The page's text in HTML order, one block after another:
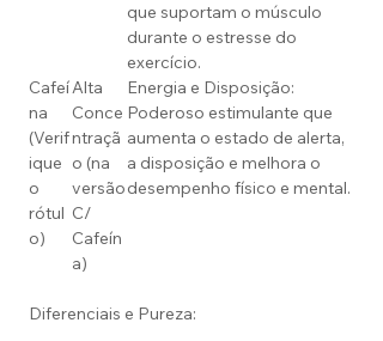
que suportam o músculo
durante o estresse do
exercício.
Cafeí
na
(Verif
ique
o
rótul
o)
Alta
Conce
ntraçã
o (na
versão
C/
Cafeín
a)
Energia e Disposição:
Poderoso estimulante que
aumenta o estado de alerta,
a disposição e melhora o
desempenho físico e mental.
Diferenciais e Pureza: